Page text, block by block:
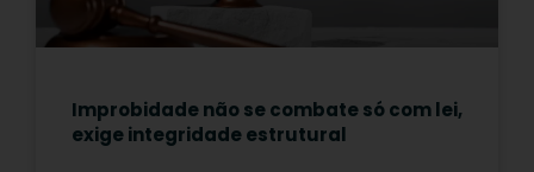
Improbidade não se combate só com lei,
exige integridade estrutural